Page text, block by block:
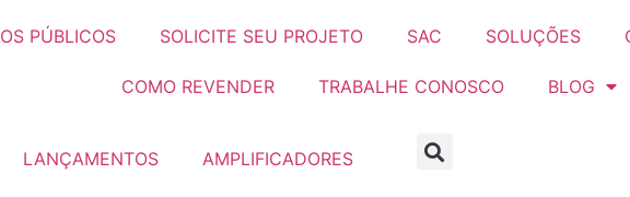
PÚBLICOS SOLICITE SEU PROJETO SAC SOLUÇÕES
COMO REVENDER TRABALHE CONOSCO BLOG
LANÇAMENTOS AMPLIFICADORES